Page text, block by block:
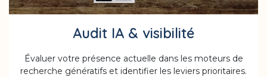
Audit IA & visibilité
Évaluer votre présence actuelle dans les moteurs de
recherche génératifs et identifier les leviers prioritaires.